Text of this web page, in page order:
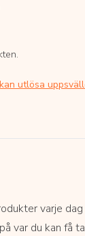
utlösa
varje
var du kan få